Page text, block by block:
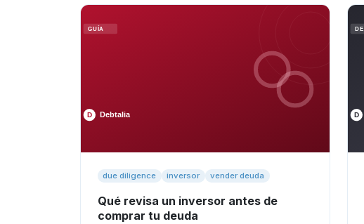
due diligence inversor vender deuda
Qué revisa un inversor antes de
comprar tu deuda